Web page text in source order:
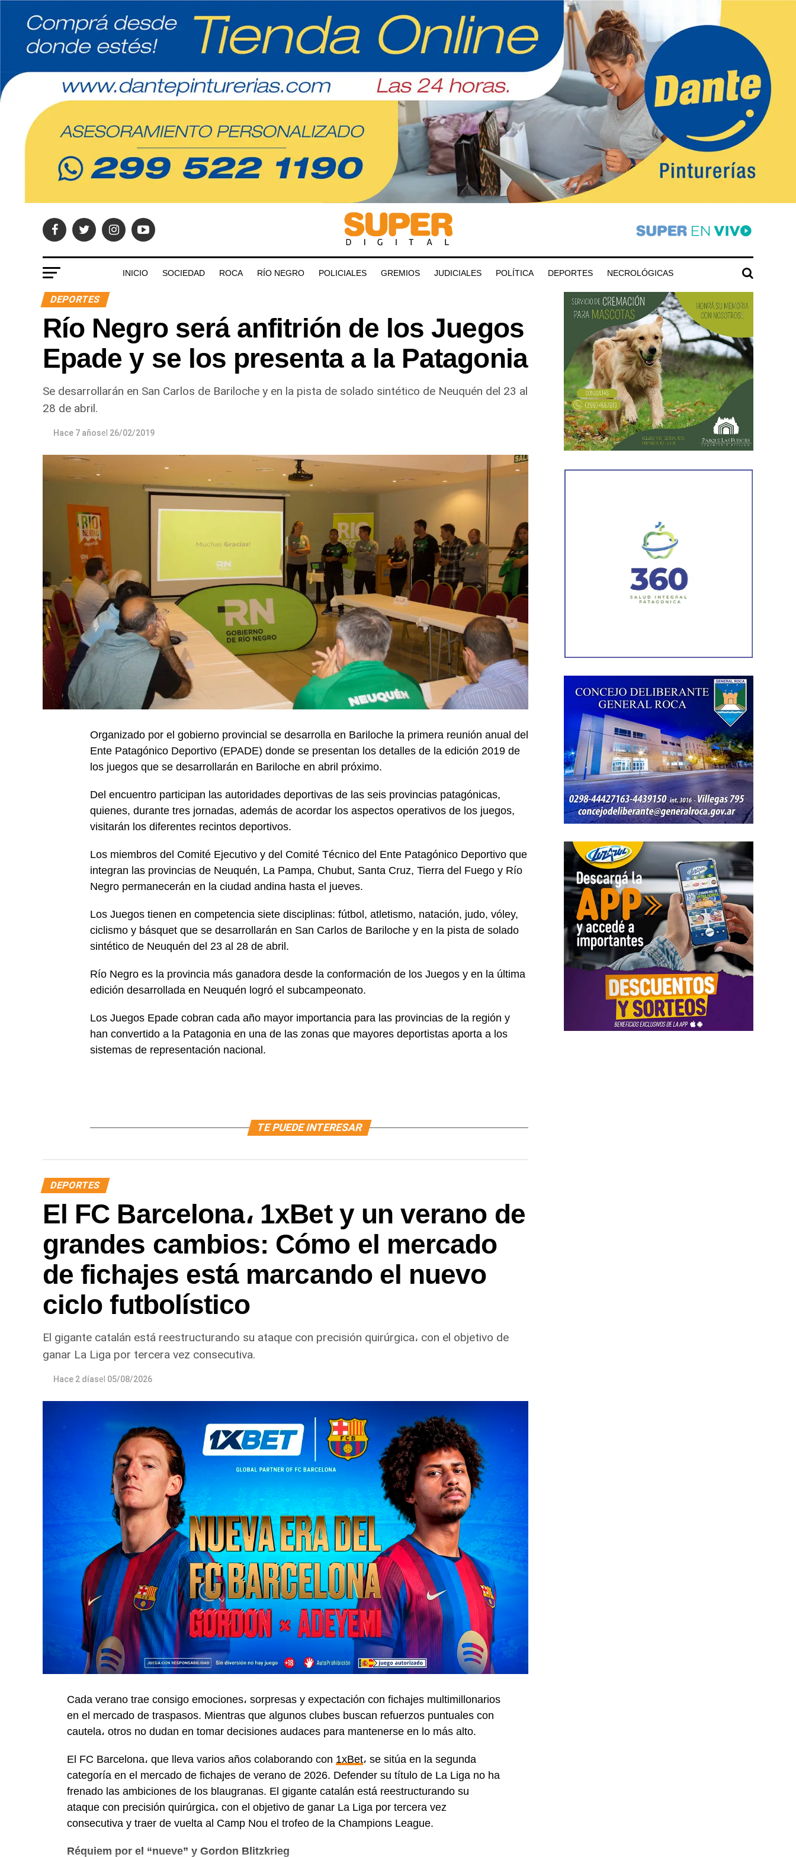
INICIO SOCIEDAD ROCA RÍO NEGRO POLICIALES GREMIOS JUDICIALES POLÍTICA DEPORTES NECROLÓGICAS
DEPORTES
Río Negro será anfitrión de los Juegos
Epade y se los presenta a la Patagonia
Se desarrollarán en San Carlos de Bariloche y en la pista de solado sintético de Neuquén del 23 al
28 de abril.
Hace 7 añosel 26/02/2019
Organizado por el gobierno provincial se desarrolla en Bariloche la primera reunión anual del
Ente Patagónico Deportivo (EPADE) donde se presentan los detalles de la edición 2019 de
los juegos que se desarrollarán en Bariloche en abril próximo.
Del encuentro participan las autoridades deportivas de las seis provincias patagónicas,
quienes, durante tres jornadas, además de acordar los aspectos operativos de los juegos,
visitarán los diferentes recintos deportivos.
Los miembros del Comité Ejecutivo y del Comité Técnico del Ente Patagónico Deportivo que
integran las provincias de Neuquén, La Pampa, Chubut, Santa Cruz, Tierra del Fuego y Río
Negro permanecerán en la ciudad andina hasta el jueves.
Los Juegos tienen en competencia siete disciplinas: fútbol, atletismo, natación, judo, vóley,
ciclismo y básquet que se desarrollarán en San Carlos de Bariloche y en la pista de solado
sintético de Neuquén del 23 al 28 de abril.
Río Negro es la provincia más ganadora desde la conformación de los Juegos y en la última
edición desarrollada en Neuquén logró el subcampeonato.
Los Juegos Epade cobran cada año mayor importancia para las provincias de la región y
han convertido a la Patagonia en una de las zonas que mayores deportistas aporta a los
sistemas de representación nacional.
TE PUEDE INTERESAR
DEPORTES
El FC Barcelona، 1xBet y un verano de
grandes cambios: Cómo el mercado
de fichajes está marcando el nuevo
ciclo futbolístico
El gigante catalán está reestructurando su ataque con precisión quirúrgica، con el objetivo de
ganar La Liga por tercera vez consecutiva.
Hace 2 díasel 05/08/2026
Cada verano trae consigo emociones، sorpresas y expectación con fichajes multimillonarios
en el mercado de traspasos. Mientras que algunos clubes buscan refuerzos puntuales con
cautela، otros no dudan en tomar decisiones audaces para mantenerse en lo más alto.
El FC Barcelona، que lleva varios años colaborando con 1xBet، se sitúa en la segunda
categoría en el mercado de fichajes de verano de 2026. Defender su título de La Liga no ha
frenado las ambiciones de los blaugranas. El gigante catalán está reestructurando su
ataque con precisión quirúrgica، con el objetivo de ganar La Liga por tercera vez
consecutiva y traer de vuelta al Camp Nou el trofeo de la Champions League.
Réquiem por el “nueve” y Gordon Blitzkrieg